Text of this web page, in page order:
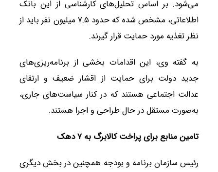
می‌شود. بر اساس تحلیل‌های کارشناسی از این بانک
اطلاعاتی، مشخص شده که حدود ۷.۵ میلیون نفر باید از
نظر تغذیه مورد حمایت قرار گیرند.
به گفته وی، این اقدامات بخشی از برنامه‌ریزی‌های
جدید دولت برای حمایت از اقشار ضعیف و ارتقای
عدالت اجتماعی هستند که در کنار سیاست‌های جاری،
به‌صورت مستقل در حال طراحی و اجرا هستند.
تامین منابع برای پراخت کالابرگ به ۷دهک
رئیس سازمان برنامه‌ و بودجه همچنین در بخش دیگری